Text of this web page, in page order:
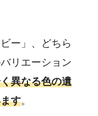
ー」、どちら
リエーション
異なる色の遺
す。